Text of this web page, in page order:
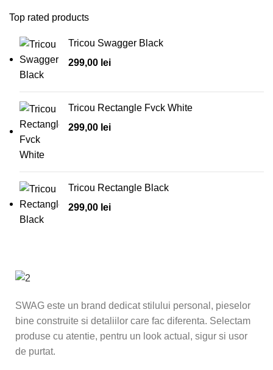
Top rated products
Tricou Swagger Black
299,00 lei
Tricou Rectangle Fvck White
299,00 lei
Tricou Rectangle Black
299,00 lei
SWAG este un brand dedicat stilului personal, pieselor
bine construite si detaliilor care fac diferenta. Selectam
produse cu atentie, pentru un look actual, sigur si usor
de purtat.